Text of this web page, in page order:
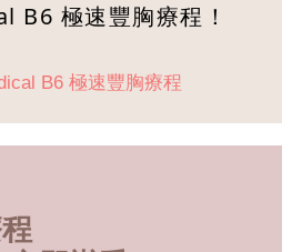
極速豐胸療程！
B6 極速豐胸療程